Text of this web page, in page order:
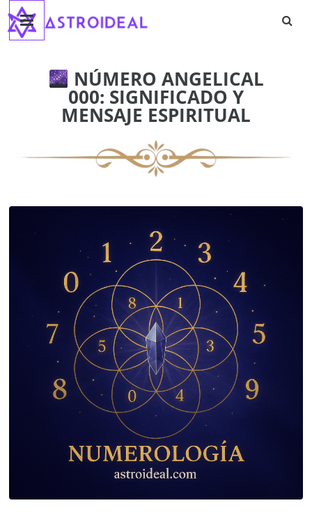
Saltar
contenido
Astroideal
NÚMERO ANGELICAL
000: SIGNIFICADO Y
MENSAJE ESPIRITUAL